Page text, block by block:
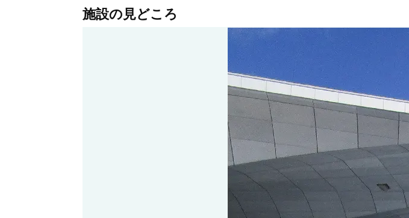
施設の見どころ